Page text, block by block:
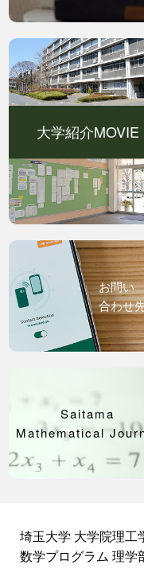
大学紹介MOVIE
お問い
合わせ
Saitama
Mathematical
埼玉大学 大学院理工
数学プログラム 理学